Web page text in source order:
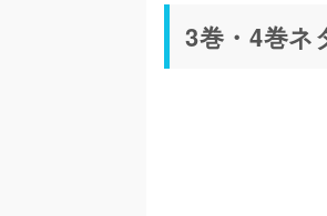
3巻・4巻ネ